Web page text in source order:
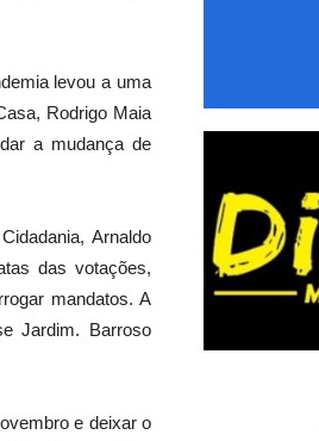
levou a uma
Rodrigo Maia
a mudança de
Arnaldo
das votações,
mandatos. A
Jardim. Barroso
e deixar o